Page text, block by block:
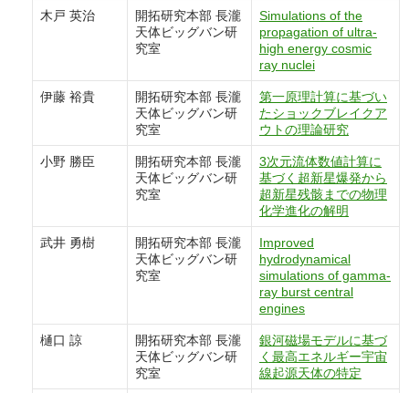
木戸 英治
開拓研究本部 長瀧
天体ビッグバン研
究室
Simulations of the
propagation of ultra-
high energy cosmic
ray nuclei
伊藤 裕貴
開拓研究本部 長瀧
天体ビッグバン研
究室
第一原理計算に基づい
たショックブレイクア
ウトの理論研究
小野 勝臣
開拓研究本部 長瀧
天体ビッグバン研
究室
3次元流体数値計算に
基づく超新星爆発から
超新星残骸までの物理
化学進化の解明
武井 勇樹
開拓研究本部 長瀧
天体ビッグバン研
究室
Improved
hydrodynamical
simulations of gamma-
ray burst central
engines
樋口 諒
開拓研究本部 長瀧
天体ビッグバン研
究室
銀河磁場モデルに基づ
く最⾼エネルギー宇宙
線起源天体の特定